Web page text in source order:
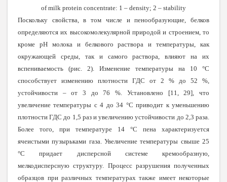
of milk protein concentrate: 1 – density; 2 – stability
Поскольку свойства, в том числе и пенообразующие, белков
определяются их высокомолекулярной природой и строением, то
кроме pH молока и белкового раствора и температуры, как
окружающей среды, так и самого раствора, влияют на их
вспениваемость (рис. 2). Изменение температуры на 10 °C
способствует изменению плотности ГДС от 2 % до 52 %,
устойчивости – от 3 до 76 %. Установлено [11, 29], что
увеличение температуры с 4 до 34 °C приводит к уменьшению
плотности ГДС до 1,5 раз и увеличению устойчивости до 2,3 раза.
Более того, при температуре 14 °С пена характеризуется
ячеистыми пузырьками газа. Увеличение температуры свыше 25
°С придает дисперсной системе кремообразную,
мелкодисперсную структуру. Процесс разрушения полученных
образцов при различных температурах также имеет некоторые